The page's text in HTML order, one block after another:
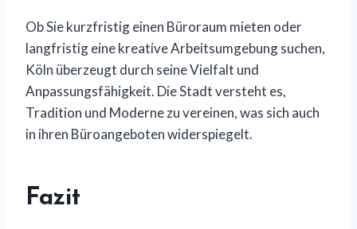
Ob Sie kurzfristig einen Büroraum mieten oder
langfristig eine kreative Arbeitsumgebung suchen,
Köln überzeugt durch seine Vielfalt und
Anpassungsfähigkeit. Die Stadt versteht es,
Tradition und Moderne zu vereinen, was sich auch
in ihren Büroangeboten widerspiegelt.
Fazit